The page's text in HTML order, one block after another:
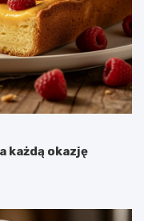
każdą okazję